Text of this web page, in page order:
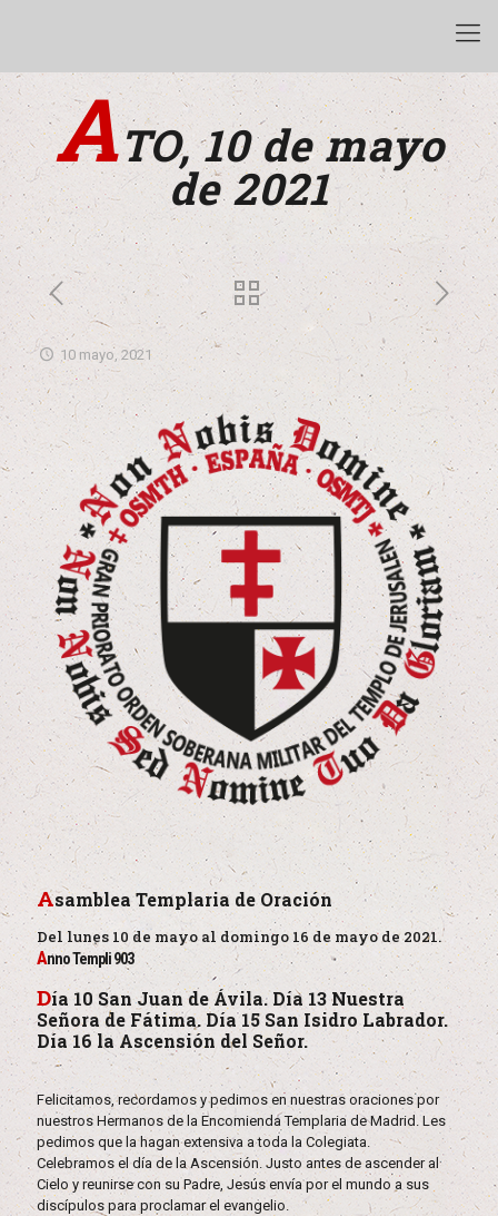
ATO, 10 de mayo
de 2021
10 mayo, 2021
Asamblea Templaria de Oración
Del lunes 10 de mayo al domingo 16 de mayo de 2021.
Anno Templi 903
Día 10 San Juan de Ávila. Día 13 Nuestra
Señora de Fátima. Día 15 San Isidro Labrador.
Día 16 la Ascensión del Señor.
Felicitamos, recordamos y pedimos en nuestras oraciones por
nuestros Hermanos de la Encomienda Templaria de Madrid. Les
pedimos que la hagan extensiva a toda la Colegiata.
Celebramos el día de la Ascensión. Justo antes de ascender al
Cielo y reunirse con su Padre, Jesús envía por el mundo a sus
discípulos para proclamar el evangelio.